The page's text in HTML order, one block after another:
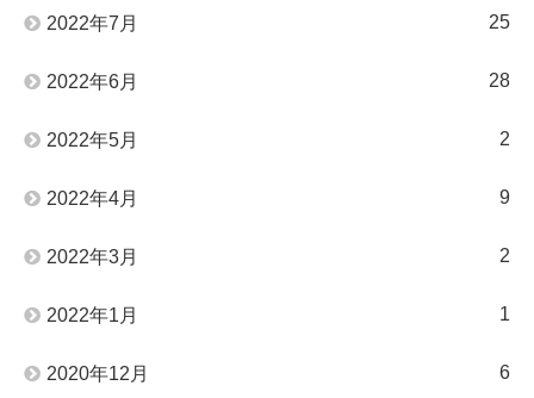
2022年7月 25
2022年6月 28
2022年5月 2
2022年4月 9
2022年3月 2
2022年1月 1
2020年12月 6